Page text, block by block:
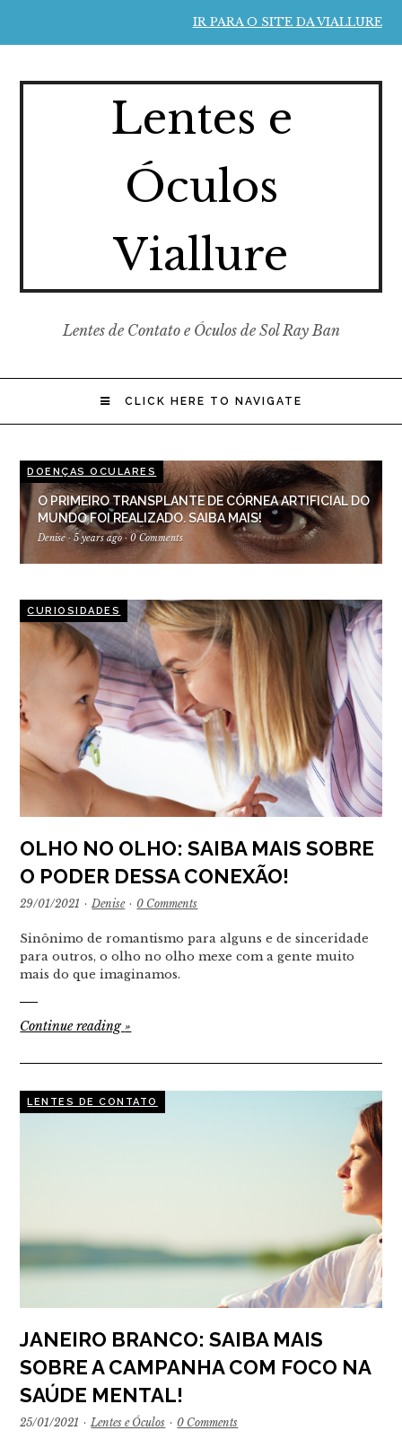
IR PARA O SITE DA VIALLURE
Lentes e
Óculos
Viallure
Lentes de Contato e Óculos de Sol Ray Ban
CLICK HERE TO NAVIGATE
DOENÇAS OCULARES
O PRIMEIRO TRANSPLANTE DE CÓRNEA ARTIFICIAL DO
MUNDO FOI REALIZADO. SAIBA MAIS!
Denise · 5 years ago · 0 Comments
CURIOSIDADES
OLHO NO OLHO: SAIBA MAIS SOBRE
O PODER DESSA CONEXÃO!
29/01/2021 · Denise · 0 Comments
Sinônimo de romantismo para alguns e de sinceridade
para outros, o olho no olho mexe com a gente muito
mais do que imaginamos.
Continue reading»
LENTES DE CONTATO
JANEIRO BRANCO: SAIBA MAIS
SOBRE A CAMPANHA COM FOCO NA
SAÚDE MENTAL!
25/01/2021 · Lentes e Óculos · 0 Comments